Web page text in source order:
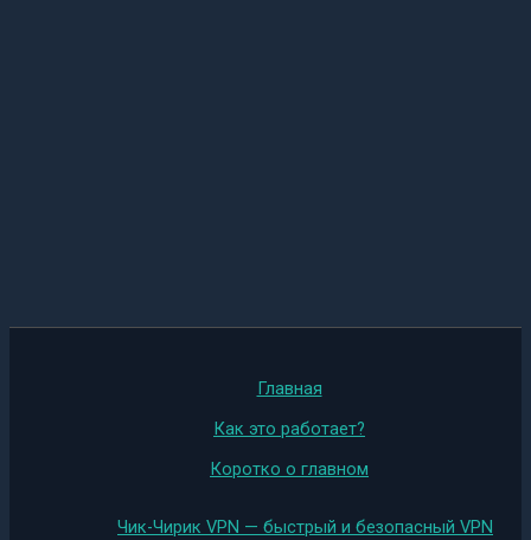
Главная
Как это работает?
Коротко о главном
Чик-Чирик VPN — быстрый и безопасный VPN